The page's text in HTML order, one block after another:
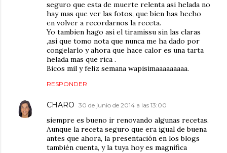
seguro que esta de muerte relenta asi helada no
hay mas que ver las fotos, que bien has hecho
en volver a recordarnos la receta.
Yo tambien hago asi el tiramissu sin las claras
,asi que tomo nota que nunca me ha dado por
congelarlo y ahora que hace calor es una tarta
helada mas que rica .
Bicos mil y feliz semana wapisimaaaaaaaaa.
RESPONDER
CHARO 30 de junio de 2014 a las 13:00
siempre es bueno ir renovando algunas recetas.
Aunque la receta seguro que era igual de buena
antes que ahora, la presentación en los blogs
también cuenta, y la tuya hoy es magnífica